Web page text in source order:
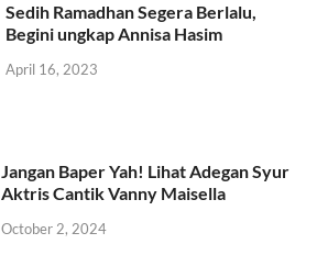
Sedih Ramadhan Segera Berlalu,
Begini ungkap Annisa Hasim
April 16, 2023
Jangan Baper Yah! Lihat Adegan Syur
Aktris Cantik Vanny Maisella
October 2, 2024